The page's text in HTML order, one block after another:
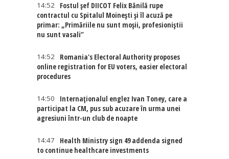
14:52
Fostul șef DIICOT Felix Bănilă rupe
contractul cu Spitalul Moinești și îl acuză pe
primar: „Primăriile nu sunt moșii, profesioniștii
nu sunt vasali”
14:52
Romania's Electoral Authority proposes
online registration for EU voters, easier electoral
procedures
14:50
Internaţionalul englez Ivan Toney, care a
participat la CM, pus sub acuzare în urma unei
agresiuni într-un club de noapte
14:47
Health Ministry sign 49 addenda signed
to continue healthcare investments